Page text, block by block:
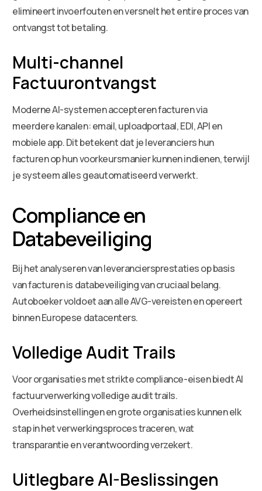
elimineert invoerfouten en versnelt het entire proces van
ontvangst tot betaling.
Multi-channel
Factuurontvangst
Moderne AI-systemen accepteren facturen via
meerdere kanalen: email, uploadportaal, EDI, API en
mobiele app. Dit betekent dat je leveranciers hun
facturen op hun voorkeursmanier kunnen indienen, terwijl
je systeem alles geautomatiseerd verwerkt.
Compliance en
Databeveiliging
Bij het analyseren van leveranciersprestaties op basis
van facturen is databeveiliging van cruciaal belang.
Autoboeker voldoet aan alle AVG-vereisten en opereert
binnen Europese datacenters.
Volledige Audit Trails
Voor organisaties met strikte compliance-eisen biedt AI
factuurverwerking volledige audit trails.
Overheidsinstellingen en grote organisaties kunnen elk
stap in het verwerkingsproces traceren, wat
transparantie en verantwoording verzekert.
Uitlegbare AI-Beslissingen